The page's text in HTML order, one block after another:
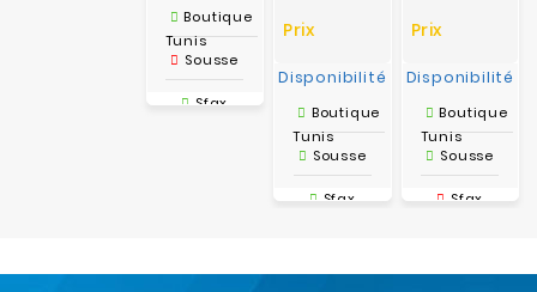
Boutique
Tunis
Sousse
Sfax
Prix
Disponibilité
Boutique
Tunis
Sousse
Sfax
Prix
Disponibilité
Boutique
Tunis
Sousse
Sfax